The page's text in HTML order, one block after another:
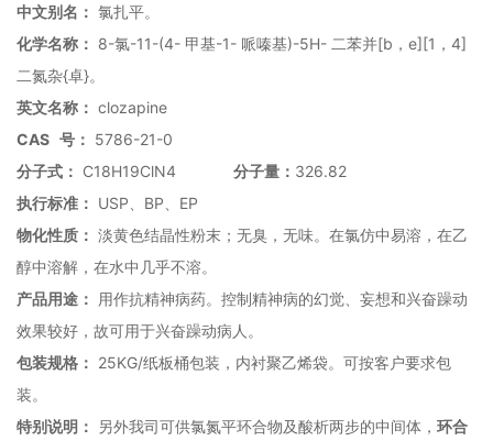
中文别名： 氯扎平。
化学名称：
8-氯-11-(4- 甲基-1- 哌嗪基)-5H- 二苯并[b ， e][1 ， 4]
二氮杂{卓}。
英文名称： clozapine
CAS 号： 5786-21-0
分子式： C18H19ClN4 分子量： 326.82
执行标准： USP、 BP、 EP
物化性质： 淡黄色结晶性粉末；无臭，无味。在氯仿中易溶，在乙
醇中溶解，在水中几乎不溶。
产品用途：
用作抗精神病药。控制精神病的幻觉、妄想和兴奋躁动
效果较好，故可用于兴奋躁动病人。
包装规格：
25KG/纸板桶包装，内衬聚乙烯袋。可按客户要求包
装。
特别说明：
另外我司可供氯氮平环合物及酸析两步的中间体， 环合